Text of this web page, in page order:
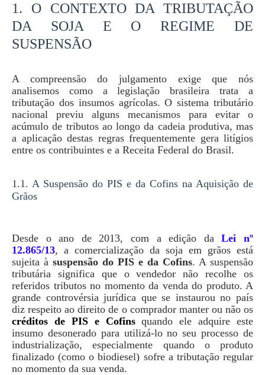
1. O CONTEXTO DA TRIBUTAÇÃO
DA SOJA E O REGIME DE
SUSPENSÃO
A compreensão do julgamento exige que nós
analisemos como a legislação brasileira trata a
tributação dos insumos agrícolas. O sistema tributário
nacional previu alguns mecanismos para evitar o
acúmulo de tributos ao longo da cadeia produtiva, mas
a aplicação destas regras frequentemente gera litígios
entre os contribuintes e a Receita Federal do Brasil.
1.1. A Suspensão do PIS e da Cofins na Aquisição de
Grãos
Desde o ano de 2013, com a edição daLei nº
12.865/13, a comercialização da soja em grãos está
sujeita à suspensão do PIS e da Cofins. A suspensão
tributária significa que o vendedor não recolhe os
referidos tributos no momento da venda do produto. A
grande controvérsia jurídica que se instaurou no país
diz respeito ao direito de o comprador manter ou não os
créditos de PIS e Cofins quando ele adquire este
insumo desonerado para utilizá-lo no seu processo de
industrialização, especialmente quando o produto
finalizado (como o biodiesel) sofre a tributação regular
no momento da sua venda.